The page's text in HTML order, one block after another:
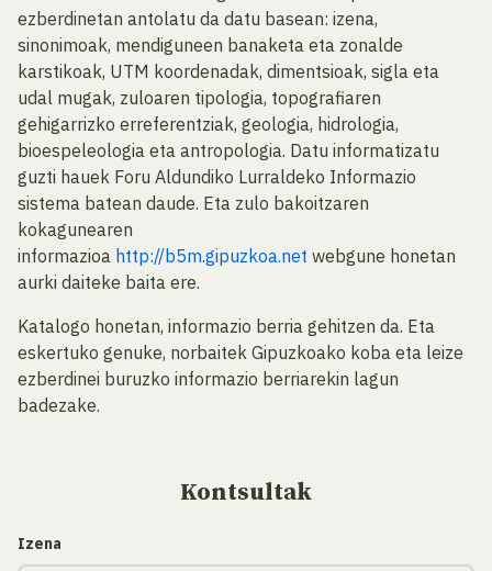
ezberdinetan antolatu da datu basean: izena,
sinonimoak, mendiguneen banaketa eta zonalde
karstikoak, UTM koordenadak, dimentsioak, sigla eta
udal mugak, zuloaren tipologia, topografiaren
gehigarrizko erreferentziak, geologia, hidrologia,
bioespeleologia eta antropologia. Datu informatizatu
guzti hauek Foru Aldundiko Lurraldeko Informazio
sistema batean daude. Eta zulo bakoitzaren
kokagunearen
informazioa http://b5m.gipuzkoa.net webgune honetan
aurki daiteke baita ere.
Katalogo honetan, informazio berria gehitzen da. Eta
eskertuko genuke, norbaitek Gipuzkoako koba eta leize
ezberdinei buruzko informazio berriarekin lagun
badezake.
Kontsultak
Izena